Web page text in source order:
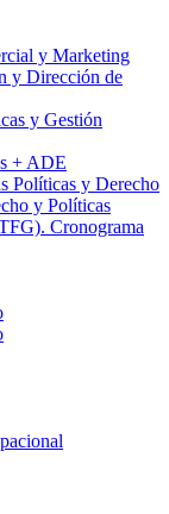
y Marketing
y Dirección de
y Gestión
+ ADE
Políticas y Derecho
y Políticas
Cronograma